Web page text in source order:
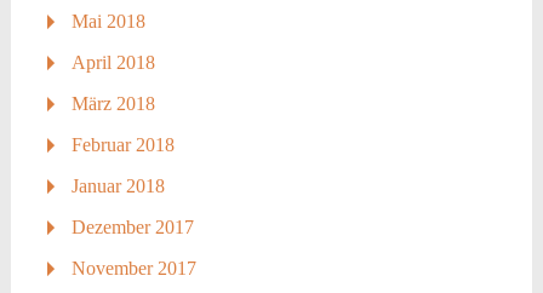
Mai 2018
April 2018
März 2018
Februar 2018
Januar 2018
Dezember 2017
November 2017